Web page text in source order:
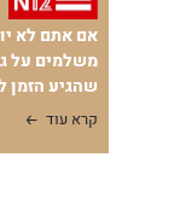
אם אתם לא
משלמים על
שהגיע הזמן
קרא עוד